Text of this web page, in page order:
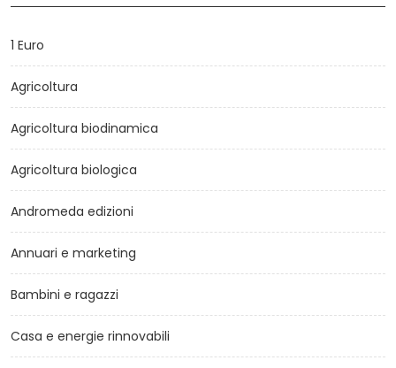
1 Euro
Agricoltura
Agricoltura biodinamica
Agricoltura biologica
Andromeda edizioni
Annuari e marketing
Bambini e ragazzi
Casa e energie rinnovabili